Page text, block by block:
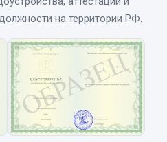
на территории РФ.